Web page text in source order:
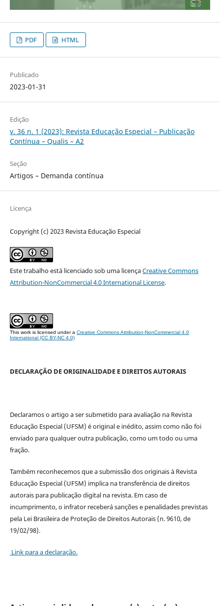
PDF HTML
Publicado
2023-01-31
Edição
v. 36 n. 1 (2023): Revista Educação Especial – Publicação
Contínua – Qualis – A2
Seção
Artigos – Demanda contínua
Licença
Copyright (c) 2023 Revista Educação Especial
Este trabalho está licenciado sob uma licençaCreative Commons
Attribution-NonCommercial 4.0 International License.
This work is licensed under a Creative Commons Attribution-NonCommercial 4.0
International (CC BY-NC 4.0)
DECLARAÇÃO DE ORIGINALIDADE E DIREITOS AUTORAIS
Declaramos o artigo a ser submetido para avaliação na Revista
Educação Especial (UFSM) é original e inédito, assim como não foi
enviado para qualquer outra publicação, como um todo ou uma
fração.
Também reconhecemos que a submissão dos originais à Revista
Educação Especial (UFSM) implica na transferência de direitos
autorais para publicação digital na revista. Em caso de
incumprimento, o infrator receberá sanções e penalidades previstas
pela Lei Brasileira de Proteção de Direitos Autorais (n. 9610, de
19/02/98).
Link para a declaração.